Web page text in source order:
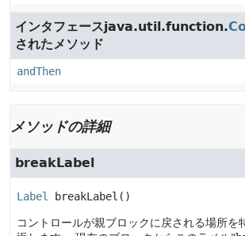
インタフェースjava.util.function.
されたメソッド
andThen
メソッドの詳細
breakLabel
Label breakLabel ()
コントロールが親ブロックに戻される場所を